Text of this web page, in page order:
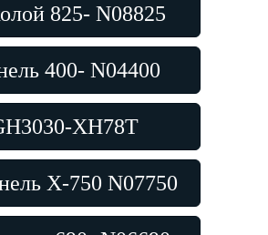
825- N08825
400- N04400
XH78T
X-750 N07750